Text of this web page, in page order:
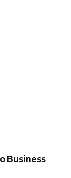
Business